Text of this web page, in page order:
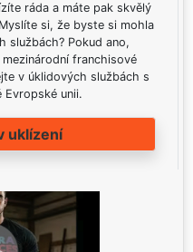
ráda a máte pak skvělý
si, že byste si mohla
službách? Pokud ano,
franchisové
v úklidových službách s
Evropské unii.
uklízení